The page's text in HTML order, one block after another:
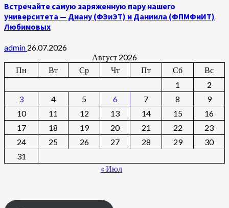
Встречайте самую заряженную пару нашего
университета — Диану (ФЭиЭТ) и Даниила (ФПМФиИТ)
Любимовых
admin 26.07.2026
Август 2026
Пн
Вт Ср Чт Пт Сб
Вс
1
2
3
4 5 6 7 8
9
10
11 12 13 14 15
16
17
18 19 20 21 22
23
24
25 26 27 28 29
30
31
« Июл